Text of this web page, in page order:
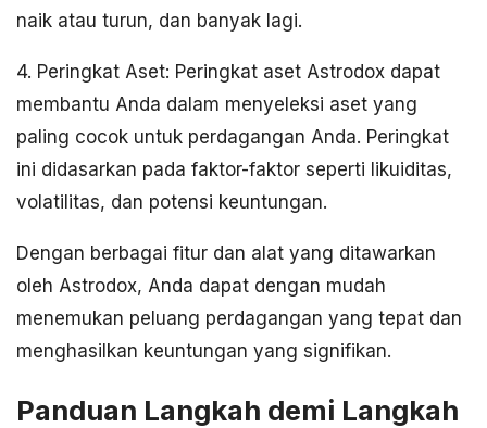
naik atau turun, dan banyak lagi.
4. Peringkat Aset: Peringkat aset Astrodox dapat
membantu Anda dalam menyeleksi aset yang
paling cocok untuk perdagangan Anda. Peringkat
ini didasarkan pada faktor-faktor seperti likuiditas,
volatilitas, dan potensi keuntungan.
Dengan berbagai fitur dan alat yang ditawarkan
oleh Astrodox, Anda dapat dengan mudah
menemukan peluang perdagangan yang tepat dan
menghasilkan keuntungan yang signifikan.
Panduan Langkah demi Langkah